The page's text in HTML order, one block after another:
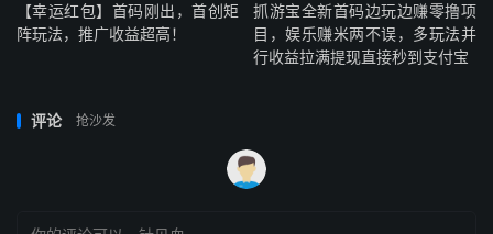
【幸运红包】首码刚出，首创矩
阵玩法，推广收益超高！
抓游宝全新首码边玩边赚零撸项
目，娱乐赚米两不误，多玩法并
行收益拉满提现直接秒到支付宝
评论 抢沙发